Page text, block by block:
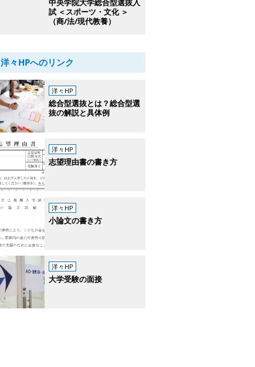
試 ＜スポーツ・文化 ＞
（商/法/現代教養）
洋々HPへのリンク
洋々HP
総合型選抜とは？総合型選
抜の解説と具体例
洋々HP
志望理由書の書き方
洋々HP
小論文の書き方
洋々HP
大学受験の面接